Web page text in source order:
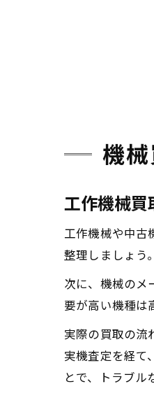
機
工作機械
工作機械や中古
整理しましょう
次に、機械のメ
要が高い機種は
実際の買取の流
実機査定を経て
とで、トラブル